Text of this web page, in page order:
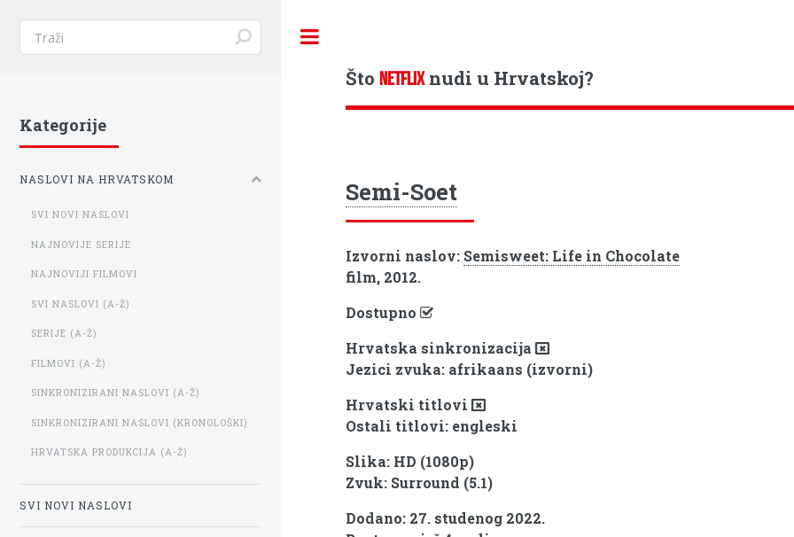
ŠtoNETFLIXnudi u Hrvatskoj?
Semi-Soet
Izvorni naslov: Semisweet: Life in Chocolate
film, 2012.
Dostupno
Hrvatska sinkronizacija
Jezici zvuka: afrikaans (izvorni)
Hrvatski titlovi
Ostali titlovi: engleski
Slika: HD (1080p)
Zvuk: Surround (5.1)
Dodano: 27. studenog 2022.
Kategorije
NASLOVI NA HRVATSKOM
SVI NOVI NASLOVI
NAJNOVIJE SERIJE
NAJNOVIJI FILMOVI
SVI NASLOVI (A-Ž)
SERIJE (A-Ž)
FILMOVI (A-Ž)
SINKRONIZIRANI NASLOVI (A-Ž)
SINKRONIZIRANI NASLOVI (KRONOLOŠKI)
HRVATSKA PRODUKCIJA (A-Ž)
SVI NOVI NASLOVI
Toggle